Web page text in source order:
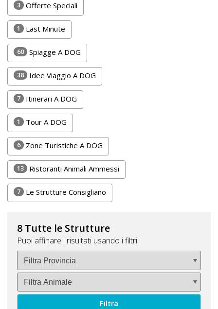
INFO
A
DOG
CHIEDI
CODICE
SCONTO
Video
Tutorial
Lavora
con
Inserisci
Attività
Accedi
3 Offerte Speciali
1 Last Minute
60 Spiagge A DOG
38 Idee Viaggio A DOG
7 Itinerari A DOG
1 Tour A DOG
6 Zone Turistiche A DOG
13 Ristoranti Animali Ammessi
7 Le Strutture Consigliano
8 Tutte le Strutture
Puoi affinare i risultati usando i filtri
Filtra